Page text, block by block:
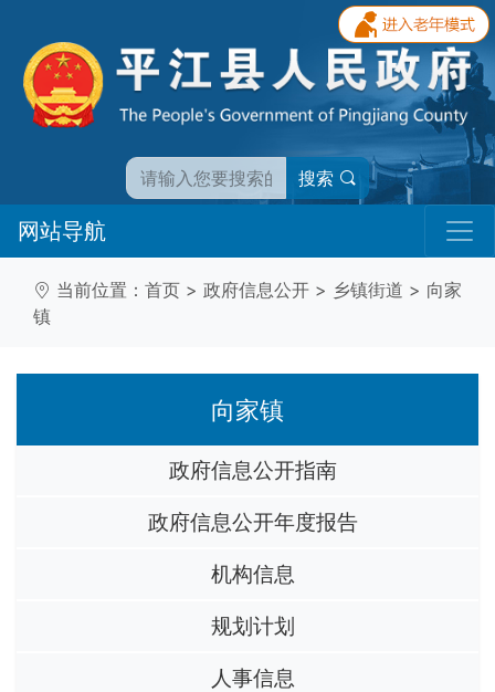
搜索
网站导航
当前位置： 首页 > 政府信息公开 > 乡镇街道 > 向家
镇
向家镇
政府信息公开指南
政府信息公开年度报告
机构信息
规划计划
人事信息